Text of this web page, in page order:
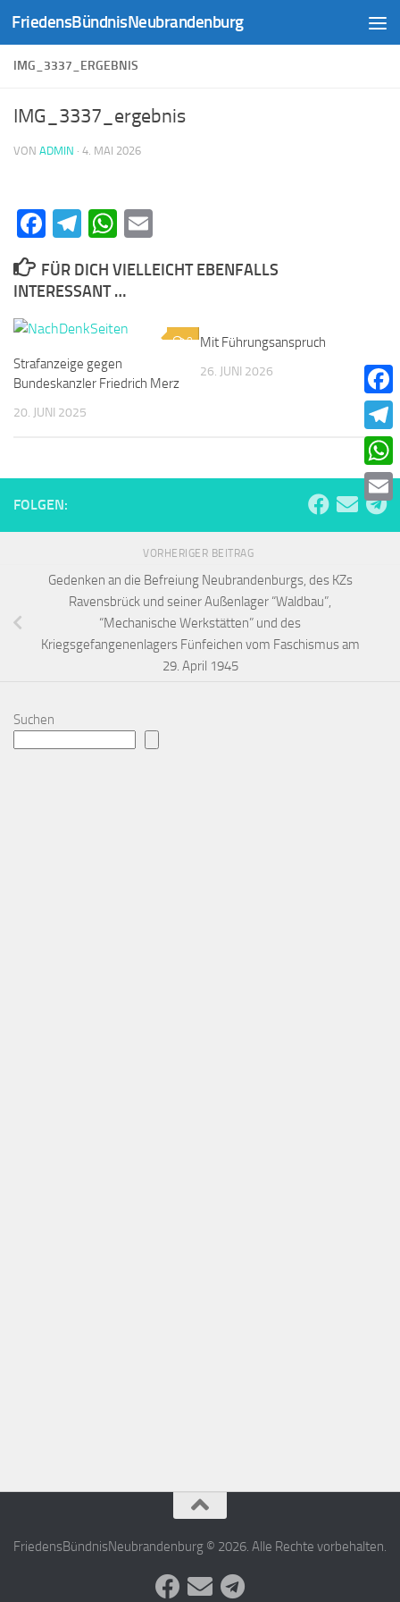
Zum Inhalt springen
FriedensBündnisNeubrandenburg
IMG_3337_ERGEBNIS
IMG_3337_ergebnis
VON ADMIN · 4. MAI 2026
Facebook
Telegram
WhatsApp
FÜR DICH VIELLEICHT EBENFALLS
INTERESSANT …
0
Strafanzeige gegen
Bundeskanzler Friedrich Merz
20. JUNI 2025
Mit Führungsanspruch
26. JUNI 2026
FOLGEN:
VORHERIGER BEITRAG
Gedenken an die Befreiung Neubrandenburgs, des KZs
Ravensbrück und seiner Außenlager “Waldbau”,
“Mechanische Werkstätten” und des
Kriegsgefangenenlagers Fünfeichen vom Faschismus am
29. April 1945
Suchen
FriedensBündnisNeubrandenburg © 2026. Alle Rechte vorbehalten.
Email